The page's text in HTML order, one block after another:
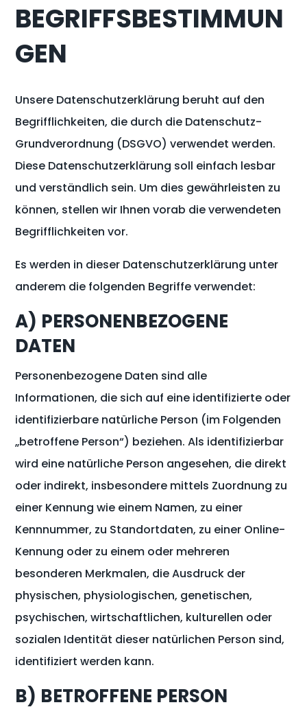
BEGRIFFSBESTIMMUN
GEN
Unsere Datenschutzerklärung beruht auf den
Begrifflichkeiten, die durch die Datenschutz-
Grundverordnung (DSGVO) verwendet werden.
Diese Datenschutzerklärung soll einfach lesbar
und verständlich sein. Um dies gewährleisten zu
können, stellen wir Ihnen vorab die verwendeten
Begrifflichkeiten vor.
Es werden in dieser Datenschutzerklärung unter
anderem die folgenden Begriffe verwendet:
A) PERSONENBEZOGENE
DATEN
Personenbezogene Daten sind alle
Informationen, die sich auf eine identifizierte oder
identifizierbare natürliche Person (im Folgenden
„betroffene Person“) beziehen. Als identifizierbar
wird eine natürliche Person angesehen, die direkt
oder indirekt, insbesondere mittels Zuordnung zu
einer Kennung wie einem Namen, zu einer
Kennnummer, zu Standortdaten, zu einer Online-
Kennung oder zu einem oder mehreren
besonderen Merkmalen, die Ausdruck der
physischen, physiologischen, genetischen,
psychischen, wirtschaftlichen, kulturellen oder
sozialen Identität dieser natürlichen Person sind,
identifiziert werden kann.
B) BETROFFENE PERSON